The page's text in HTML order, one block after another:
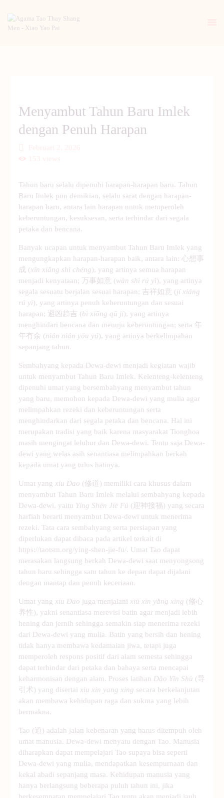
ARTIKEL
PUTI
Menyambut Tahun Baru Imlek
dengan Penuh Harapan
Tahun baru selalu dipenuhi harapan-harapan baru. Tahun
Baru Imlek pun demikian, selalu sarat dengan harapan-
harapan baru, antara lain harapan untuk memperoleh
keberuntungan, kesuksesan, serta terhindar dari segala
petaka dan bencana.
Banyak ucapan untuk menyambut Tahun Baru Imlek yang
mengungkapkan harapan-harapan baik, antara lain: 心想事
成 ( xīn xiǎng shì chéng), yang artinya semua harapan
menjadi kenyataan; 万事如意 (wàn shì rú yì), yang artinya
segala sesuatu berjalan sesuai harapan; 吉祥如意 (jí xiáng
rú yì), yang artinya penuh keberuntungan dan sesuai
harapan; 避凶趋吉 (bì xiōng qū jí), yang artinya
menghindari bencana dan menuju keberuntungan; serta 年
年有余 (nián nián yǒu yú), yang artinya berkelimpahan
sepanjang tahun.
Sembahyang kepada Dewa-dewi menjadi kegiatan wajib
untuk menyambut Tahun Baru Imlek. Kelenteng-kelenteng
dipenuhi umat yang bersembahyang menyambut tahun
yang baru, memohon kepada Dewa-dewi yang mulia agar
melimpahkan rezeki dan keberuntungan serta
menghindarkan dari segala petaka dan bencana. Hal ini
merupakan tradisi yang baik karena masyarakat Tionghoa
masih mengingat leluhur dan Dewa-dewi. Tentu saja Dewa-
dewi yang welas asih senantiasa melimpahkan berkah
kepada umat yang tulus hatinya.
Umat yang xiu Dao (修道) memiliki cara khusus dalam
menyambut Tahun Baru Imlek melalui sembahyang kepada
Dewa-dewi, yaitu Yíng Shén Jiē Fú (迎神接福) yang secara
harfiah berarti menyambut Dewa-dewi untuk menerima
rezeki. Tata cara sembahyang serta persiapan yang
diperlukan dapat dibaca pada artikel terkait di
https://taotsm.org/ying-shen-jie-fu/. Umat Tao dapat
merasakan langsung berkah Dewa-dewi saat menyongsong
tahun baru sehingga satu tahun ke depan dapat dijalani
dengan mantap dan penuh keceriaan.
Umat yang xiu Dao juga menjalani xiū xīn yǎng xìng (修心
养性), yakni senantiasa merevisi batin agar menjadi lebih
hening dan jernih sehingga semakin siap menerima rezeki
dari Dewa-dewi yang mulia. Batin yang bersih dan hening
tidak hanya membawa kedamaian jiwa, tetapi juga
memperoleh respons positif dari alam semesta sehingga
dapat terhindar dari petaka dan bahaya serta mencapai
keharmonisan dengan alam. Proses latihan Dǎo Yǐn Shù (导
引术) yang disertai xiu xin yang xing secara berkelanjutan
akan membawa kehidupan raga dan sukma yang lebih
bermakna.
Tao (道) adalah jalan kebenaran yang harus ditempuh oleh
umat manusia. Dewa-dewi menyatu dengan Tao. Manusia
diharapkan dapat mempelajari Tao supaya bisa seperti
Dewa-dewi yang mulia, mendapatkan kesempurnaan dan
kekal abadi sepanjang masa. Kehidupan manusia yang
hanya berlangsung beberapa puluh tahun ini, jika